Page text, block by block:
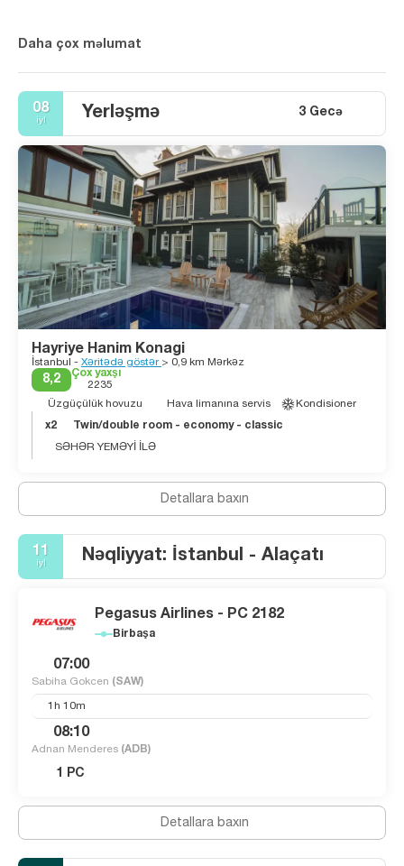
Daha çox məlumat
08
iyl Yerləşmə 3 Gecə
Hayriye Hanim Konagi
İstanbul - Xəritədə göstər > 0,9 km Mərkəz
8,2
Çox yaxşı
2235
Üzgüçülük hovuzu
Hava limanına servis
Kondisioner
x2
Twin/double room - economy - classic
SƏHƏR YEMƏYİ İLƏ
Detallara baxın
11
iyl Nəqliyyat: İstanbul - Alaçatı
Pegasus Airlines - PC 2182
Birbaşa
07:00
Sabiha Gokcen (SAW)
1h 10m
08:10
Adnan Menderes (ADB)
1 PC
Detallara baxın